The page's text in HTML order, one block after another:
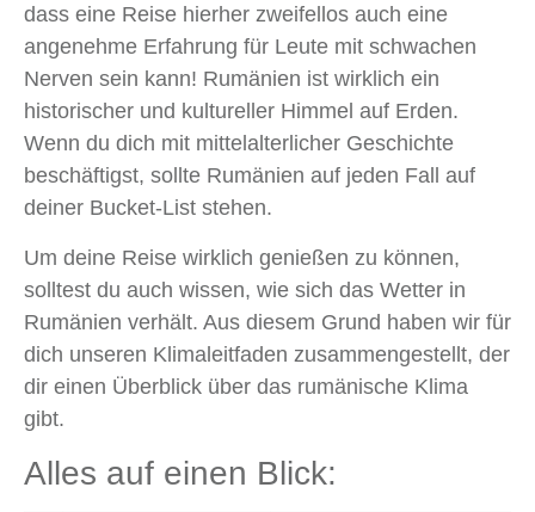
dass eine Reise hierher zweifellos auch eine
angenehme Erfahrung für Leute mit schwachen
Nerven sein kann! Rumänien ist wirklich ein
historischer und kultureller Himmel auf Erden.
Wenn du dich mit mittelalterlicher Geschichte
beschäftigst, sollte Rumänien auf jeden Fall auf
deiner Bucket-List stehen.
Um deine Reise wirklich genießen zu können,
solltest du auch wissen, wie sich das Wetter in
Rumänien verhält. Aus diesem Grund haben wir für
dich unseren Klimaleitfaden zusammengestellt, der
dir einen Überblick über das rumänische Klima
gibt.
Alles auf einen Blick: